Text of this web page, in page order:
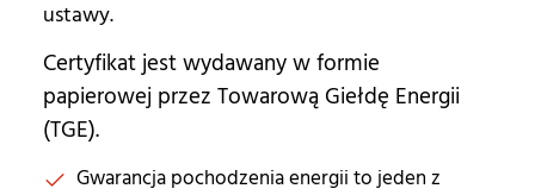
ustawy.
Certyfikat jest wydawany w formie
papierowej przez Towarową Giełdę Energii
(TGE).
Gwarancja pochodzenia energii to jeden z